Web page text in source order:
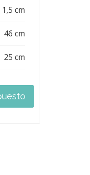
1,5 cm
46 cm
25 cm